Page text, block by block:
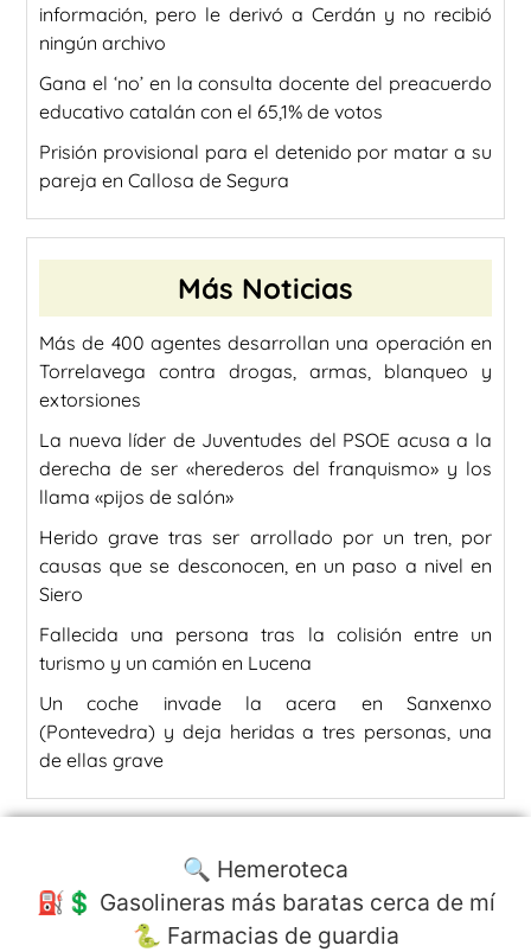
información, pero le derivó a Cerdán y no recibió
ningún archivo
Gana el ‘no’ en la consulta docente del preacuerdo
educativo catalán con el 65,1% de votos
Prisión provisional para el detenido por matar a su
pareja en Callosa de Segura
Más Noticias
Más de 400 agentes desarrollan una operación en
Torrelavega contra drogas, armas, blanqueo y
extorsiones
La nueva líder de Juventudes del PSOE acusa a la
derecha de ser «herederos del franquismo» y los
llama «pijos de salón»
Herido grave tras ser arrollado por un tren, por
causas que se desconocen, en un paso a nivel en
Siero
Fallecida una persona tras la colisión entre un
turismo y un camión en Lucena
Un coche invade la acera en Sanxenxo
(Pontevedra) y deja heridas a tres personas, una
de ellas grave
🔍 Hemeroteca
⛽️💲 Gasolineras más baratas cerca de mí
🐍 Farmacias de guardia